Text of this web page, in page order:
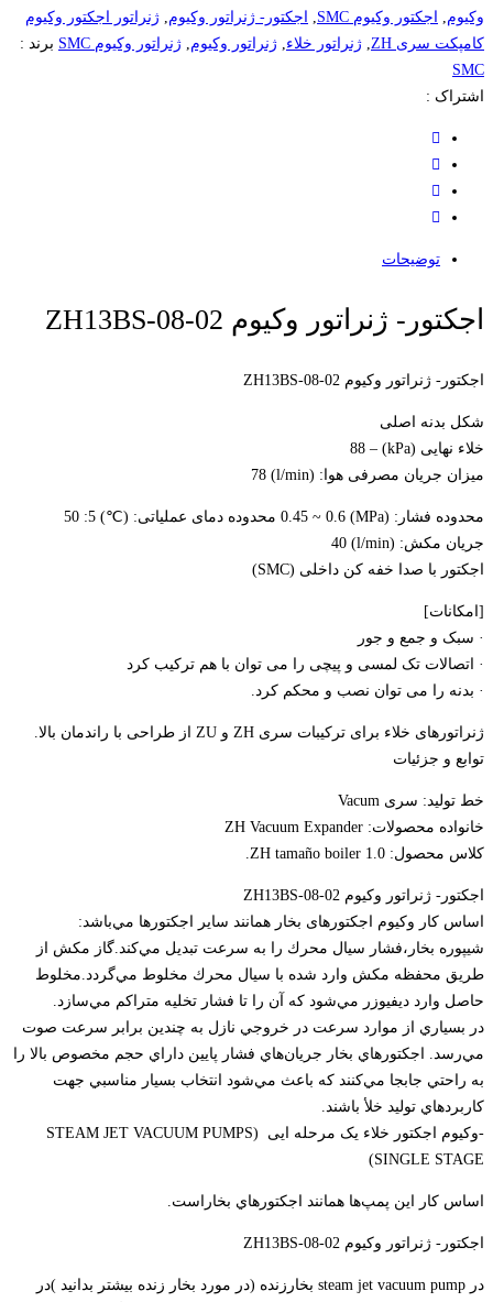
وکیوم, اجکتور وکیوم SMC , اجکتور- ژنراتور وکیوم, ژنراتور اجکتور وکیوم
کامپکت سری ZH
, ژنراتور خلاء, ژنراتور وکیوم, ژنراتور وکیوم SMC
برند :
SMC
اشتراک :
توضیحات
اجکتور- ژنراتور وکیوم ZH13BS-08-02
اجکتور- ژنراتور وکیوم ZH13BS-08-02
شکل بدنه اصلی
خلاء نهایی (kPa) – 88
میزان جریان مصرفی هوا: (l/min) 78
محدوده فشار: (MPa) 0.45 ~ 0.6 محدوده دمای عملیاتی: (℃) 5: 50
جریان مکش: (l/min) 40
اجکتور با صدا خفه کن داخلی (SMC)
[امکانات]
· سبک و جمع و جور
· اتصالات تک لمسی و پیچی را می توان با هم ترکیب کرد
· بدنه را می توان نصب و محکم کرد.
ژنراتورهای خلاء برای ترکیبات سری ZH و ZU از طراحی با راندمان بالا.
توابع و جزئیات
خط تولید: سری Vacum
خانواده محصولات: ZH Vacuum Expander
کلاس محصول: ZH tamaño boiler 1.0‌.
اجکتور- ژنراتور وکیوم ZH13BS-08-02
اساس كار وکیوم اجکتورهای بخار همانند ساير اجكتورها مي‌باشد:
شيپوره بخار،فشار سيال محرك را به سرعت تبديل مي‌كند.گاز مكش از
طريق محفظه مكش وارد شده با سيال محرك مخلوط مي‌گردد.مخلوط
حاصل وارد ديفيوزر مي‌شود كه آن را تا فشار تخليه متراكم مي‌سازد.
در بسياري از موارد سرعت در خروجي نازل به چندين برابر سرعت صوت
مي‌رسد. اجكتورهاي بخار جريان‌هاي فشار پايين داراي حجم مخصوص بالا را
به راحتي جابجا مي‌كنند كه باعث مي‌شود انتخاب بسيار مناسبي جهت
كاربردهاي توليد خلأ باشند.
-وکیوم اجکتور خلاء یک مرحله ایی (STEAM JET VACUUM PUMPS
SINGLE STAGE)
اساس كار اين پمپ‌ها همانند اجكتورهاي بخاراست.
اجکتور- ژنراتور وکیوم ZH13BS-08-02
در steam jet vacuum pump بخارزنده (در مورد بخار زنده بیشتر بدانید )در